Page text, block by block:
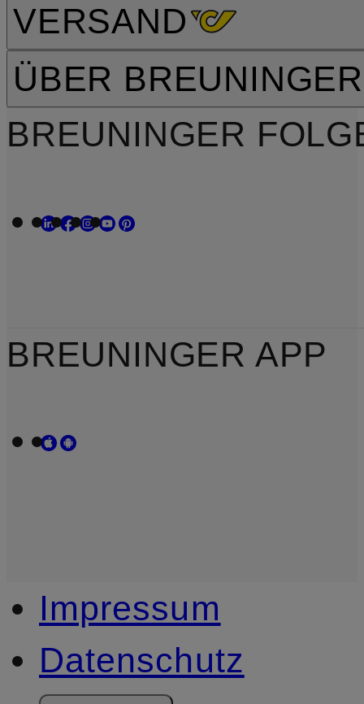
VERSAND
ÜBER BREUNINGER
BREUNINGER
BREUNINGER APP
Impressum
Datenschutz